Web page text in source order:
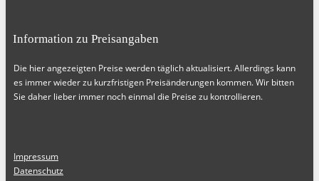
Information zu Preisangaben
Die hier angezeigten Preise werden täglich aktualisiert. Allerdings kann
es immer wieder zu kurzfristigen Preisänderungen kommen. Wir bitten
Sie daher lieber immer noch einmal die Preise zu kontrollieren.
Impressum
Datenschutz